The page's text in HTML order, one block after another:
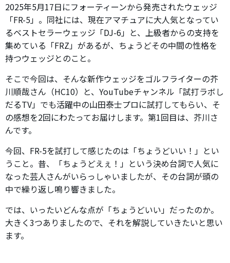
2025年5月17日にフォーティーンから発売されたウェッジ
「FR-5」。同社には、現在アマチュアに大人気となってい
るベストセラーウェッジ「DJ-6」と、上級者からの支持を
集めている「FRZ」があるが、ちょうどその中間の性格を
持つウェッジとのこと。
そこで今回は、そんな新作ウェッジをゴルフライターの芥
川順哉さん（HC10）と、YouTubeチャンネル「試打ラボし
だるTV」でも活躍中の山田泰士プロに試打してもらい、そ
の感想を2回にわたってお届けします。第1回目は、芥川さ
んです。
今回、FR-5を試打して感じたのは「ちょうどいい！」とい
うこと。昔、「ちょうどえぇ！」という決め台詞で人気に
なった芸人さんがいらっしゃいましたが、その台詞が頭の
中で繰り返し鳴り響きました。
では、いったいどんな点が「ちょうどいい」だったのか。
大きく3つありましたので、それを解説していきたいと思い
ます。